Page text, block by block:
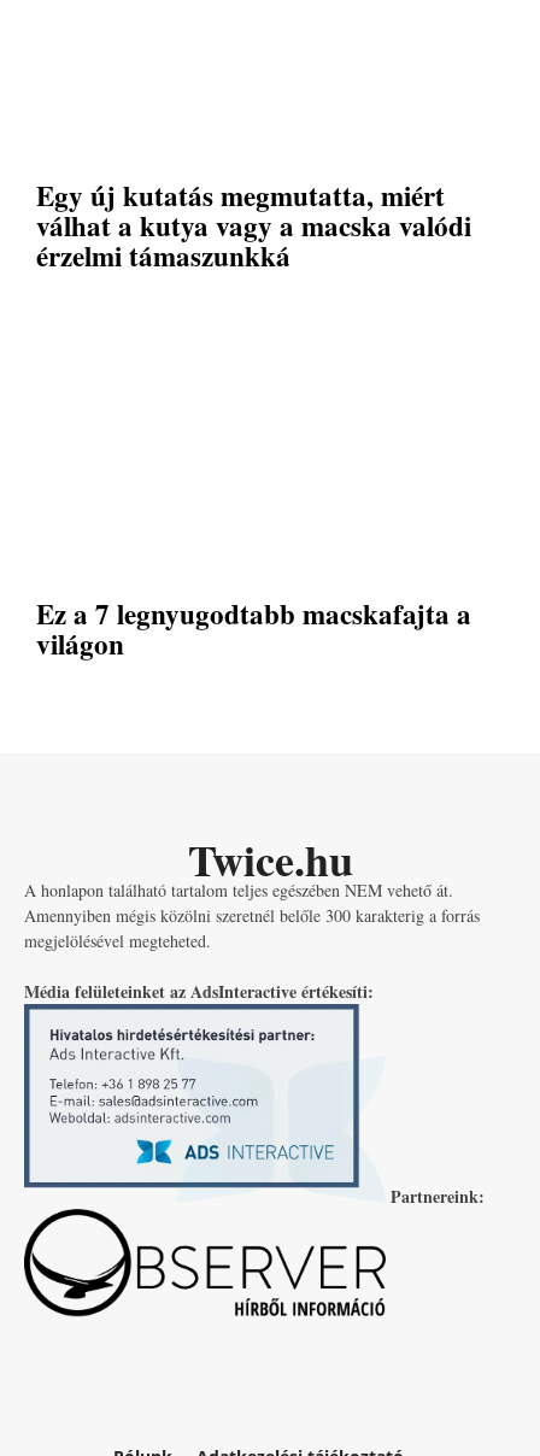
Egy új kutatás megmutatta, miért
válhat a kutya vagy a macska valódi
érzelmi támaszunkká
Ez a 7 legnyugodtabb macskafajta a
világon
Twice.hu
A honlapon található tartalom teljes egészében NEM vehető át.
Amennyiben mégis közölni szeretnél belőle 300 karakterig a forrás
megjelölésével megteheted.
Média felületeinket az AdsInteractive értékesíti:
Partnereink: